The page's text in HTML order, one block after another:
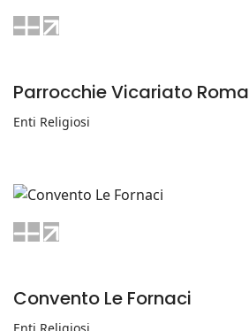
Parrocchie Vicariato Roma
Enti Religiosi
Convento Le Fornaci